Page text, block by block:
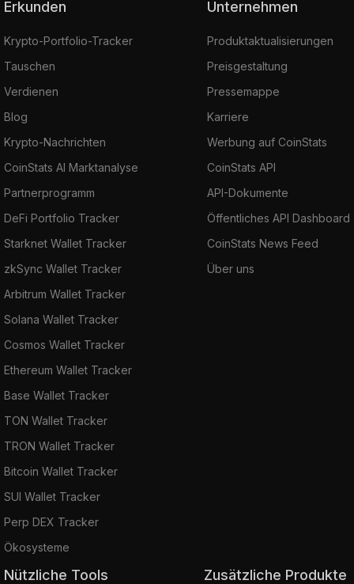
Erkunden
Krypto-Portfolio-Tracker
Tauschen
Verdienen
Blog
Krypto-Nachrichten
CoinStats AI Marktanalyse
Partnerprogramm
DeFi Portfolio Tracker
Starknet Wallet Tracker
zkSync Wallet Tracker
Arbitrum Wallet Tracker
Solana Wallet Tracker
Cosmos Wallet Tracker
Ethereum Wallet Tracker
Base Wallet Tracker
TON Wallet Tracker
TRON Wallet Tracker
Bitcoin Wallet Tracker
SUI Wallet Tracker
Perp DEX Tracker
Ökosysteme
Unternehmen
Produktaktualisierungen
Preisgestaltung
Pressemappe
Karriere
Werbung auf CoinStats
CoinStats API
API-Dokumente
Öffentliches API Dashboard
CoinStats News Feed
Über uns
Nützliche Tools Zusätzliche Produkte